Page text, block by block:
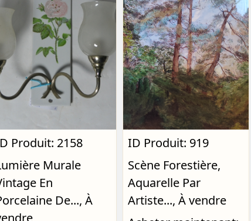
Produit: 2158
Murale
En
De..., À
ID Produit: 919
Scène Forestière,
Aquarelle Par
Artiste..., À vendre